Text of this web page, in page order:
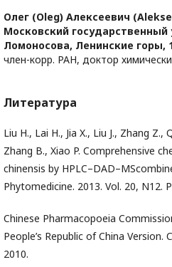
Олег (Oleg) Алексеевич
Московский
Ломоносова, Ленинские горы,
член-корр. РАН, доктор
Литература
Liu H., Lai H., Jia X., Liu J., Zhang Z.,
Zhang B., Xiao P. Comprehensive
chinensis by
Phytomedicine. 2013. Vol. 20, N12.
Chinese Pharmacopoeia
People’s Republic of China Version.
2010.